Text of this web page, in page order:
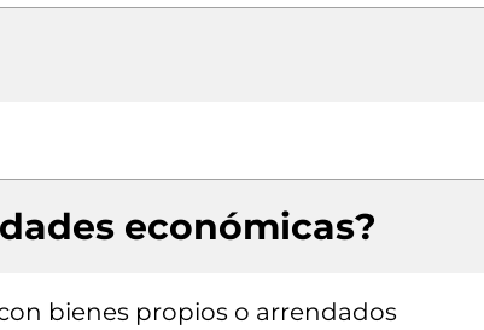
económicas?
bienes propios o arrendados